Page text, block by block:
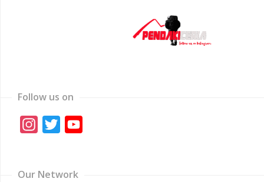
Follow us on
Instagram
Twitter
Our Network